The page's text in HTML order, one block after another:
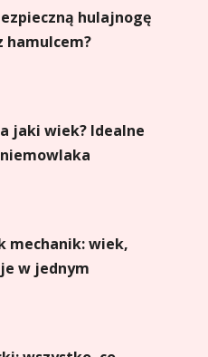
hulajnogę
hamulcem?
jaki wiek? Idealne
mechanik: wiek,
w jednym